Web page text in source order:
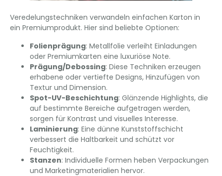
Veredelungstechniken verwandeln einfachen Karton in
ein Premiumprodukt. Hier sind beliebte Optionen:
Folienprägung: Metallfolie verleiht Einladungen
oder Premiumkarten eine luxuriöse Note.
Prägung/Debossing: Diese Techniken erzeugen
erhabene oder vertiefte Designs, Hinzufügen von
Textur und Dimension.
Spot-UV-Beschichtung: Glänzende Highlights, die
auf bestimmte Bereiche aufgetragen werden,
sorgen für Kontrast und visuelles Interesse.
Laminierung: Eine dünne Kunststoffschicht
verbessert die Haltbarkeit und schützt vor
Feuchtigkeit.
Stanzen: Individuelle Formen heben Verpackungen
und Marketingmaterialien hervor.